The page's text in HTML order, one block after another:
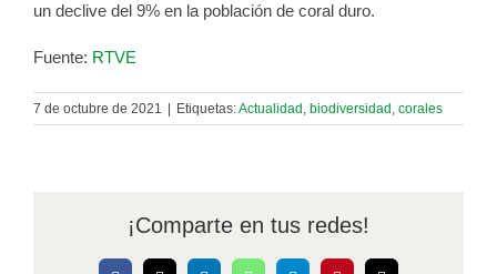
un declive del 9% en la población de coral duro.
Fuente: RTVE
7 de octubre de 2021 Etiquetas:Actualidad , biodiversidad , corales
¡Comparte en tus redes!